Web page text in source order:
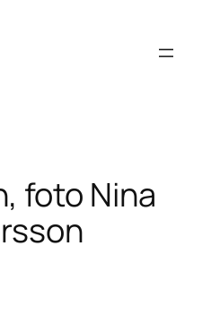
foto Nina